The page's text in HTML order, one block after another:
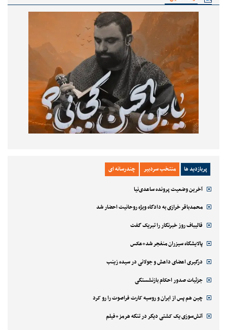
پربازدید ها منتخب سردبیر چندرسانه ای
آخرین وضعیت پرونده ساعدی‌نیا
محمدباقر خرازی به دادگاه ویژه روحانیت احضار شد
قالیباف روز خبرنگار را تبریک گفت
پالایشگاه سیزران منفجر شد+عکس
درگیری اعضای داعش و جولانی در سیده زینب
جزئیات صدور احکام بازنشستگی
چین هم پس از ایران و روسیه کارت فراصوت را رو کرد
آتش‌سوزی یک کشتی دیگر در تنگه هرمز+فیلم